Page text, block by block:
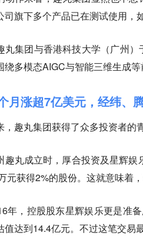
司旗下多个产品已在测试使用，
丸集团与香港科技大学（广州
绕多模态AIGC与智能三维生成
月涨超7亿美元，经纬、
，趣丸集团获得了众多投资者的青
趣丸成立时，厚合投资及星辉
元获得2%的股份。这就意味着
年，控股股东星辉娱乐更是准
值达到14.4亿元。不过这笔交易